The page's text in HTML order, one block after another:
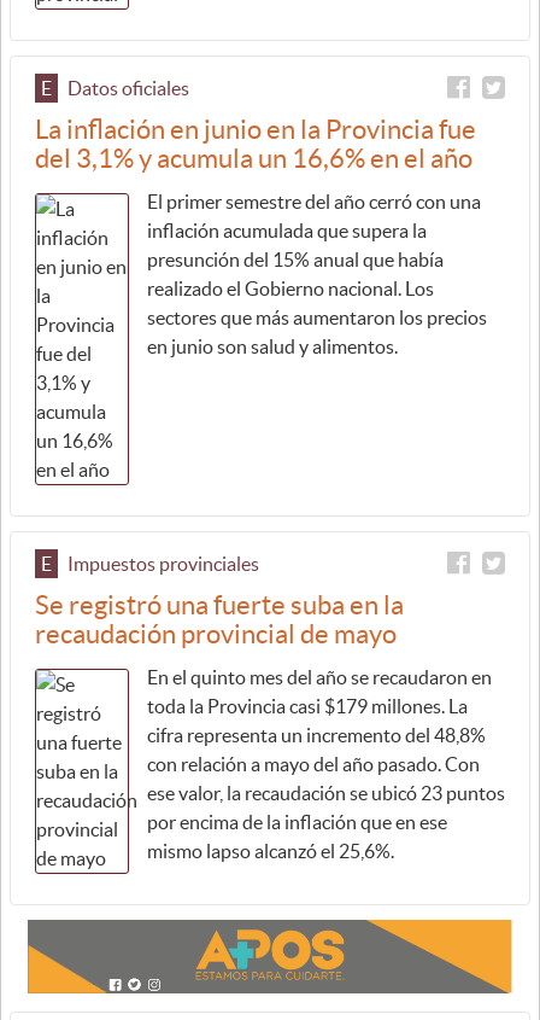
E Datos oficiales
La inflación en junio en la Provincia fue
del 3,1% y acumula un 16,6% en el año
El primer semestre del año cerró con una
inflación acumulada que supera la
presunción del 15% anual que había
realizado el Gobierno nacional. Los
sectores que más aumentaron los precios
en junio son salud y alimentos.
E Impuestos provinciales
Se registró una fuerte suba en la
recaudación provincial de mayo
En el quinto mes del año se recaudaron en
toda la Provincia casi $179 millones. La
cifra representa un incremento del 48,8%
con relación a mayo del año pasado. Con
ese valor, la recaudación se ubicó 23 puntos
por encima de la inflación que en ese
mismo lapso alcanzó el 25,6%.